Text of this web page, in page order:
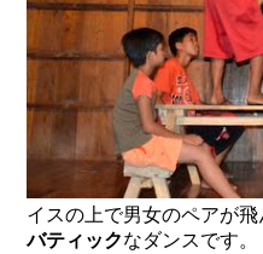
イスの上で男女のペアが飛
バティックなダンスです。